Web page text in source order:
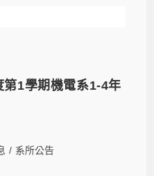
1學期機電系1-4年
/ 系所公告